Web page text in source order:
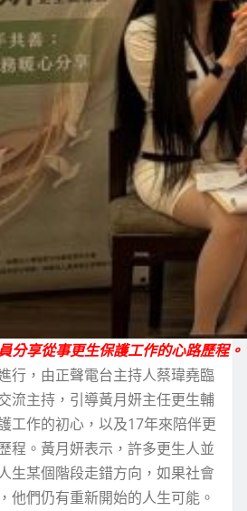
分享從事更生保護工作的心路歷程。
行，由正聲電台主持人蔡瑋堯臨
流主持，引導黃月妍主任更生輔
工作的初心，以及17年來陪伴更
程。黃月妍表示，許多更生人並
生某個階段走錯方向，如果社會
他們仍有重新開始的人生可能。